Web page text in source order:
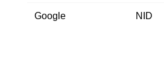
Google NID